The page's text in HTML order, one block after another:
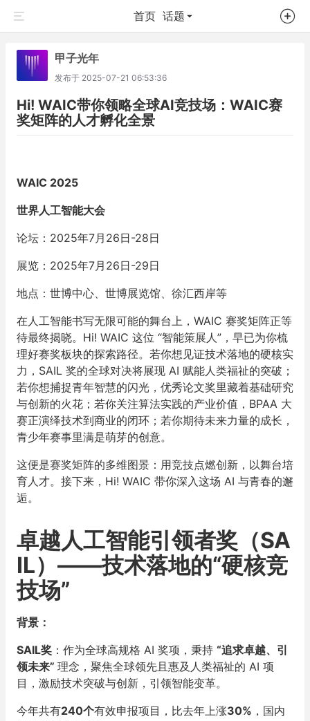
首页 话题
甲子光年
发布于 2025-07-21 06:53:36
Hi! WAIC带你领略全球AI竞技场：WAIC赛
奖矩阵的人才孵化全景
WAIC 2025
世界人工智能大会
论坛：2025年7月26日-28日
展览：2025年7月26日-29日
地点：世博中心、世博展览馆、徐汇西岸等
在人工智能书写无限可能的舞台上，WAIC 赛奖矩阵正等
待最终揭晓。Hi! WAIC 这位 “智能策展人”，早已为你梳
理好赛奖板块的探索路径。若你想见证技术落地的硬核实
力，SAIL 奖的全球对决将展现 AI 赋能人类福祉的突破；
若你想捕捉青年智慧的闪光，优秀论文奖里藏着基础研究
与创新的火花；若你关注算法实践的产业价值，BPAA 大
赛正演绎技术到商业的闭环；若你期待未来力量的成长，
青少年赛事里满是萌芽的创意。
这便是赛奖矩阵的多维图景：用竞技点燃创新，以舞台培
育人才。接下来，Hi! WAIC 带你深入这场 AI 与青春的邂
逅。
卓越人工智能引领者奖（SA
IL）——技术落地的“硬核竞
技场”
背景：
SAIL奖 ：作为全球高规格 AI 奖项，秉持 “追求卓越、引
领未来” 理念，聚焦全球领先且惠及人类福祉的 AI 项
目，激励技术突破与创新，引领智能变革。
今年共有240个有效申报项目，比去年上涨30% ，国内